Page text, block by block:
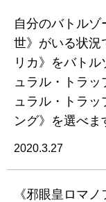
自分のバトル
世》がいる状況
リカ》をバト
ュラル・トラ
ュラル・トラッ
ング》を選べま
2020.3.27
《邪眼皇ロマ